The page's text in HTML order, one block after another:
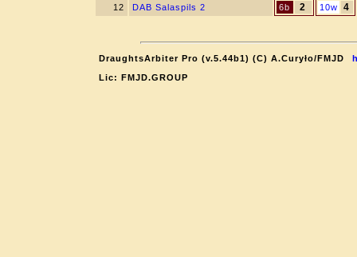
12 DAB Salaspils 2 6b 2 10w 4
DraughtsArbiter Pro (v.5.44b1) (C) A.Curyło/FMJD
Lic: FMJD.GROUP